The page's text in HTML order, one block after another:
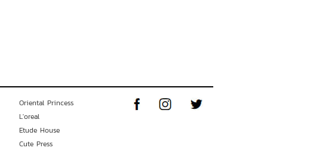
Oriental Princess
L'oreal
Etude House
Cute Press